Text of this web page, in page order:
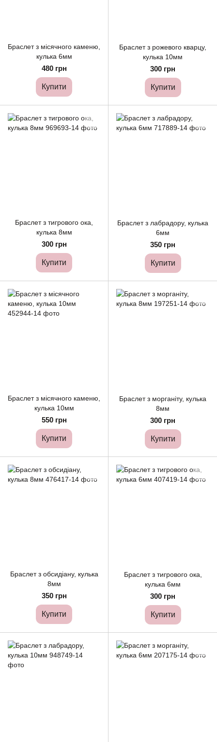
Браслет з місячного каменю,
кулька 6мм
480 грн
Купити
Браслет з рожевого кварцу,
кулька 10мм
300 грн
Купити
Браслет з тигрового ока,
кулька 8мм
300 грн
Купити
Браслет з лабрадору, кулька
6мм
350 грн
Купити
Браслет з місячного каменю,
кулька 10мм
550 грн
Купити
Браслет з морганіту, кулька
8мм
300 грн
Купити
Браслет з обсидіану, кулька
8мм
350 грн
Купити
Браслет з тигрового ока,
кулька 6мм
300 грн
Купити